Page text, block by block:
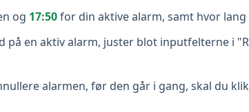
og 17:50for din aktive alarm, samt hvor
på en aktiv alarm, juster blot inputfelterne i
alarmen, før den går i gang, skal du